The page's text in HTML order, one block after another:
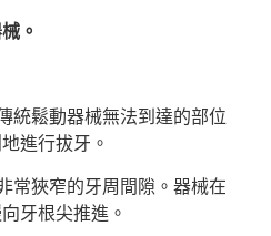
。
統鬆動器械無法到達的部位
進行拔牙。
常狹窄的牙周間隙。器械在
牙根尖推進。